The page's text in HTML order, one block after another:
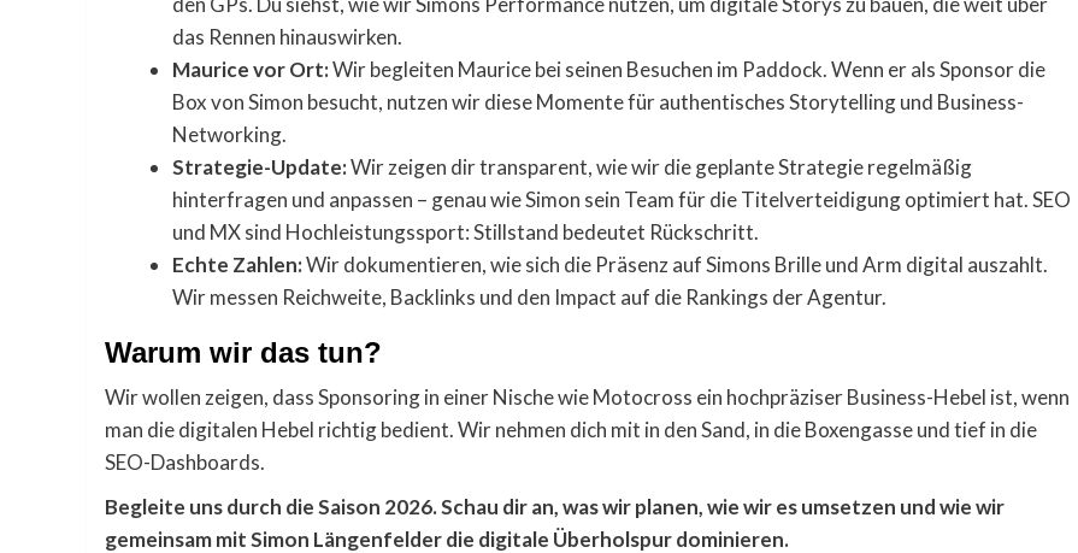
das Rennen hinauswirken.
Maurice vor Ort:Wir begleiten Maurice bei seinen Besuchen im Paddock. Wenn er als Sponsor die
Box von Simon besucht, nutzen wir diese Momente für authentisches Storytelling und Business-
Networking.
Strategie-Update:Wir zeigen dir transparent, wie wir die geplante Strategie regelmäßig
hinterfragen und anpassen – genau wie Simon sein Team für die Titelverteidigung optimiert hat. SEO
und MX sind Hochleistungssport: Stillstand bedeutet Rückschritt.
Echte Zahlen:Wir dokumentieren, wie sich die Präsenz auf Simons Brille und Arm digital auszahlt.
Wir messen Reichweite, Backlinks und den Impact auf die Rankings der Agentur.
Warum wir das tun?
Wir wollen zeigen, dass Sponsoring in einer Nische wie Motocross ein hochpräziser Business-Hebel ist, wenn
man die digitalen Hebel richtig bedient. Wir nehmen dich mit in den Sand, in die Boxengasse und tief in die
SEO-Dashboards.
Begleite uns durch die Saison 2026. Schau dir an, was wir planen, wie wir es umsetzen und wie wir
gemeinsam mit Simon Längenfelder die digitale Überholspur dominieren.